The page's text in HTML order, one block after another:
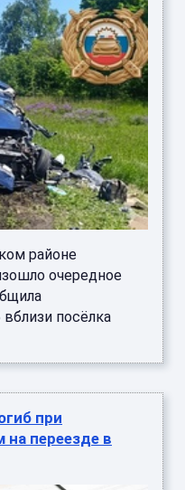
районе
очередное
посёлка
при
на переезде в